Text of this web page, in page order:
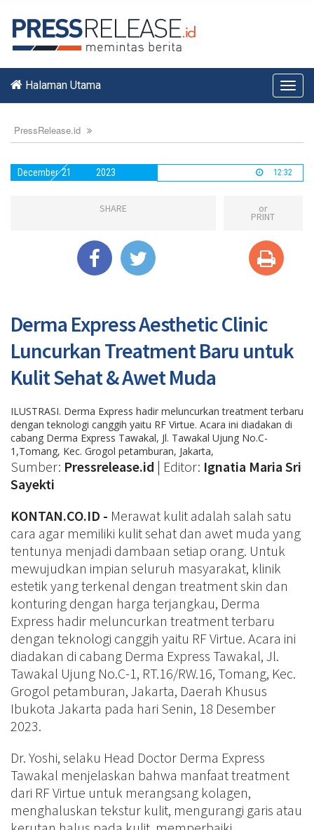
Halaman Utama
PressRelease.id
December 21 2023 12:32
SHARE or
PRINT
Derma Express Aesthetic Clinic
Luncurkan Treatment Baru untuk
Kulit Sehat & Awet Muda
ILUSTRASI. Derma Express hadir meluncurkan treatment terbaru
dengan teknologi canggih yaitu RF Virtue. Acara ini diadakan di
cabang Derma Express Tawakal, Jl. Tawakal Ujung No.C-
1,Tomang, Kec. Grogol petamburan, Jakarta,
Sumber: Pressrelease.id | Editor: Ignatia Maria Sri
Sayekti
KONTAN.CO.ID - Merawat kulit adalah salah satu
cara agar memiliki kulit sehat dan awet muda yang
tentunya menjadi dambaan setiap orang. Untuk
mewujudkan impian seluruh masyarakat, klinik
estetik yang terkenal dengan treatment skin dan
konturing dengan harga terjangkau, Derma
Express hadir meluncurkan treatment terbaru
dengan teknologi canggih yaitu RF Virtue. Acara ini
diadakan di cabang Derma Express Tawakal, Jl.
Tawakal Ujung No.C-1, RT.16/RW.16, Tomang, Kec.
Grogol petamburan, Jakarta, Daerah Khusus
Ibukota Jakarta pada hari Senin, 18 Desember
2023.
Dr. Yoshi, selaku Head Doctor Derma Express
Tawakal menjelaskan bahwa manfaat treatment
dari RF Virtue untuk merangsang kolagen,
menghaluskan tekstur kulit, mengurangi garis atau